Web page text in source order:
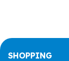
SHOPPING